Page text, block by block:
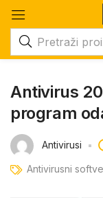
Antivirus
program
Antivirusi
Antivirusni